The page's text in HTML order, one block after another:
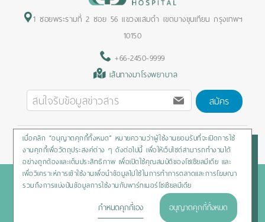
1 ซอยพระรามที่ 2 ซอย 56 แขวงแสมดำ เขตบางขุนเทียน กรุงเทพฯ
10150
+66-2450-9999
เส้นทางมาโรงพยาบาล
สมัคร
Privacy Policy/Cookies Policy/Sitemap/สิทธิผู้ป่วย
Copyright © 2020 Nakornthon Hospital. All rights reserved
เมื่อคลิก “อนุญาตคุกกี้ทั้งหมด” หมายความว่าผู้ใช้งานยอมรับที่จะเปิดการใช้
งานคุกกี้เพื่อวัตถุประสงค์ต่าง ๆ ดังต่อไปนี้ เพื่อให้เว็บไซต์สามารถทำงานได้
อย่างถูกต้องและเต็มประสิทธิภาพ เพื่อเปิดใช้คุณสมบัติของโซเชียลมีเดีย และ
เพื่อวิเคราะห์การเข้าใช้งานเพื่อนำข้อมูลไปใช้ในการทำการตลาดและการโฆษณา
รวมถึงการแบ่งปันข้อมูลการใช้งานกับพาร์ทเนอร์โซเชียลมีเดีย
กำหนดคุกกี้เอง อนุญาตคุกกี้ทั้งหมด